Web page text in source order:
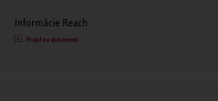
Informácie Reach
Prejsť na dokument